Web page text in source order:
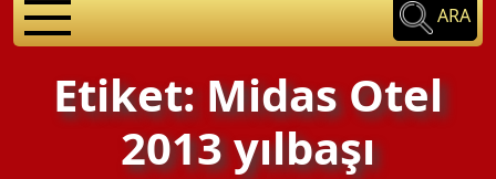
ARA
Etiket: Midas Otel
2013 yılbaşı